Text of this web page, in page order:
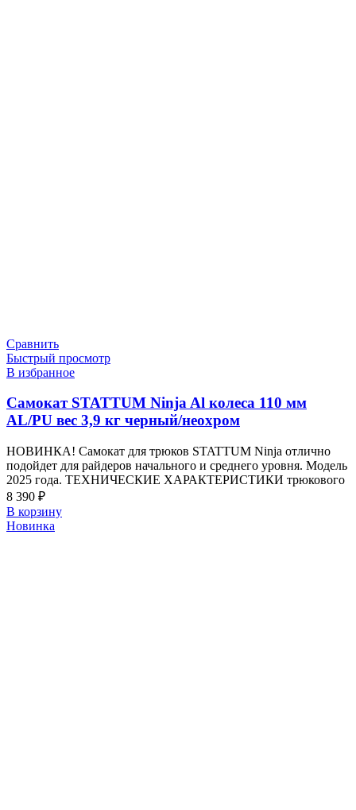
Сравнить
Быстрый просмотр
В избранное
Самокат STATTUM Ninja Al колеса 110 мм
AL/PU вес 3,9 кг черный/неохром
НОВИНКА! Самокат для трюков STATTUM Ninja отлично
подойдет для райдеров начального и среднего уровня. Модель
2025 года. ТЕХНИЧЕСКИЕ ХАРАКТЕРИСТИКИ трюкового
8 390 ₽
В корзину
Новинка